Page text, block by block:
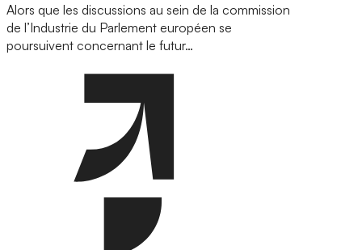
Alors que les discussions au sein de la commission
de l’Industrie du Parlement européen se
poursuivent concernant le futur…